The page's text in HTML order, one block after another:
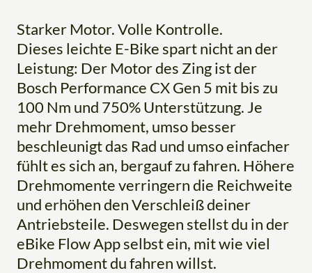
Starker Motor. Volle Kontrolle.
Dieses leichte E-Bike spart nicht an der
Leistung: Der Motor des Zing ist der
Bosch Performance CX Gen 5 mit bis zu
100 Nm und 750% Unterstützung. Je
mehr Drehmoment, umso besser
beschleunigt das Rad und umso einfacher
fühlt es sich an, bergauf zu fahren. Höhere
Drehmomente verringern die Reichweite
und erhöhen den Verschleiß deiner
Antriebsteile. Deswegen stellst du in der
eBike Flow App selbst ein, mit wie viel
Drehmoment du fahren willst.